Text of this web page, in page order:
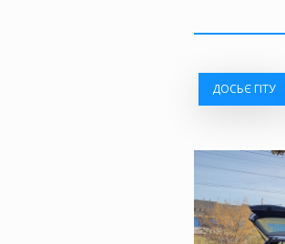
ДОСЬЄ ГІТУ